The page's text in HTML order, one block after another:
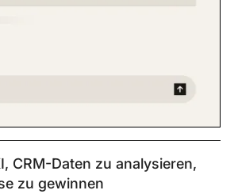
CRM-Daten zu analysieren,
zu gewinnen